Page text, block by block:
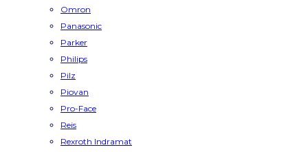
Omron
Panasonic
Parker
Philips
Pilz
Piovan
Pro-Face
Reis
Rexroth Indramat